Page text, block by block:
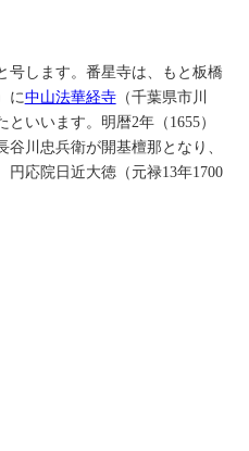
号します。番星寺は、もと板橋
に中山法華経寺（千葉県市川
いいます。明暦2年（1655）
川忠兵衛が開基檀那となり、
応院日近大徳（元禄13年1700